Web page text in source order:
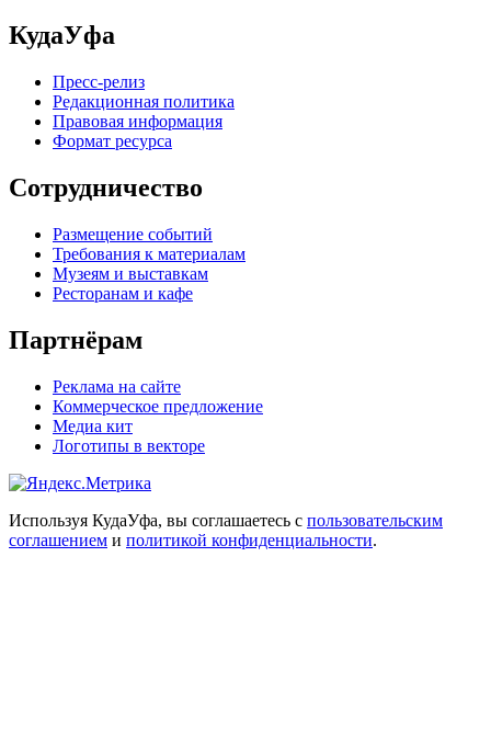
КудаУфа
Пресс-релиз
Редакционная политика
Правовая информация
Формат ресурса
Сотрудничество
Размещение событий
Требования к материалам
Музеям и выставкам
Ресторанам и кафе
Партнёрам
Реклама на сайте
Коммерческое предложение
Медиа кит
Логотипы в векторе
Используя КудаУфа, вы соглашаетесь с пользовательским
соглашением и политикой конфиденциальности.